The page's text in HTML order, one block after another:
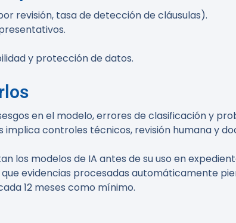
revisión, tasa de detección de cláusulas).
y protección de datos.
en el modelo, errores de clasificación y
controles técnicos, revisión humana y
los modelos de IA antes de su uso en
evidencias procesadas automáticamente
12 meses como mínimo.